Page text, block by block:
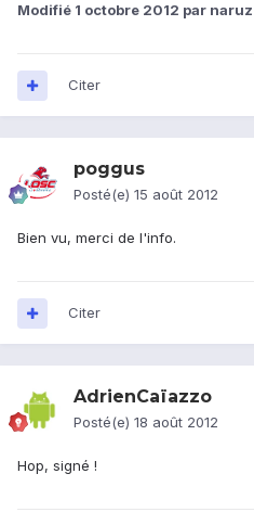
Modifié 1 octobre 2012 par naruz
Citer
poggus
Posté(e) 15 août 2012
Bien vu, merci de l'info.
Citer
AdrienCaïazzo
Posté(e) 18 août 2012
Hop, signé !